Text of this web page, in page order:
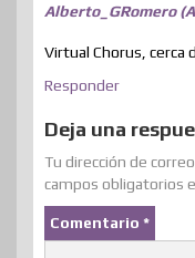
Alberto_GRomero
Virtual Chorus, cerca
Responder
Deja una
Tu dirección de
campos obligatorios
Comentario *